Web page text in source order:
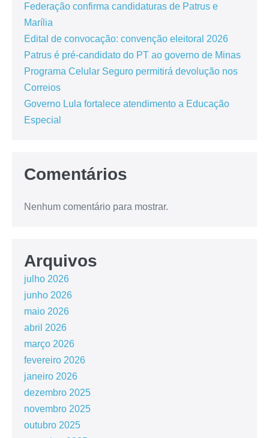
Federação confirma candidaturas de Patrus e
Marília
Edital de convocação: convenção eleitoral 2026
Patrus é pré-candidato do PT ao governo de Minas
Programa Celular Seguro permitirá devolução nos
Correios
Governo Lula fortalece atendimento a Educação
Especial
Comentários
Nenhum comentário para mostrar.
Arquivos
julho 2026
junho 2026
maio 2026
abril 2026
março 2026
fevereiro 2026
janeiro 2026
dezembro 2025
novembro 2025
outubro 2025